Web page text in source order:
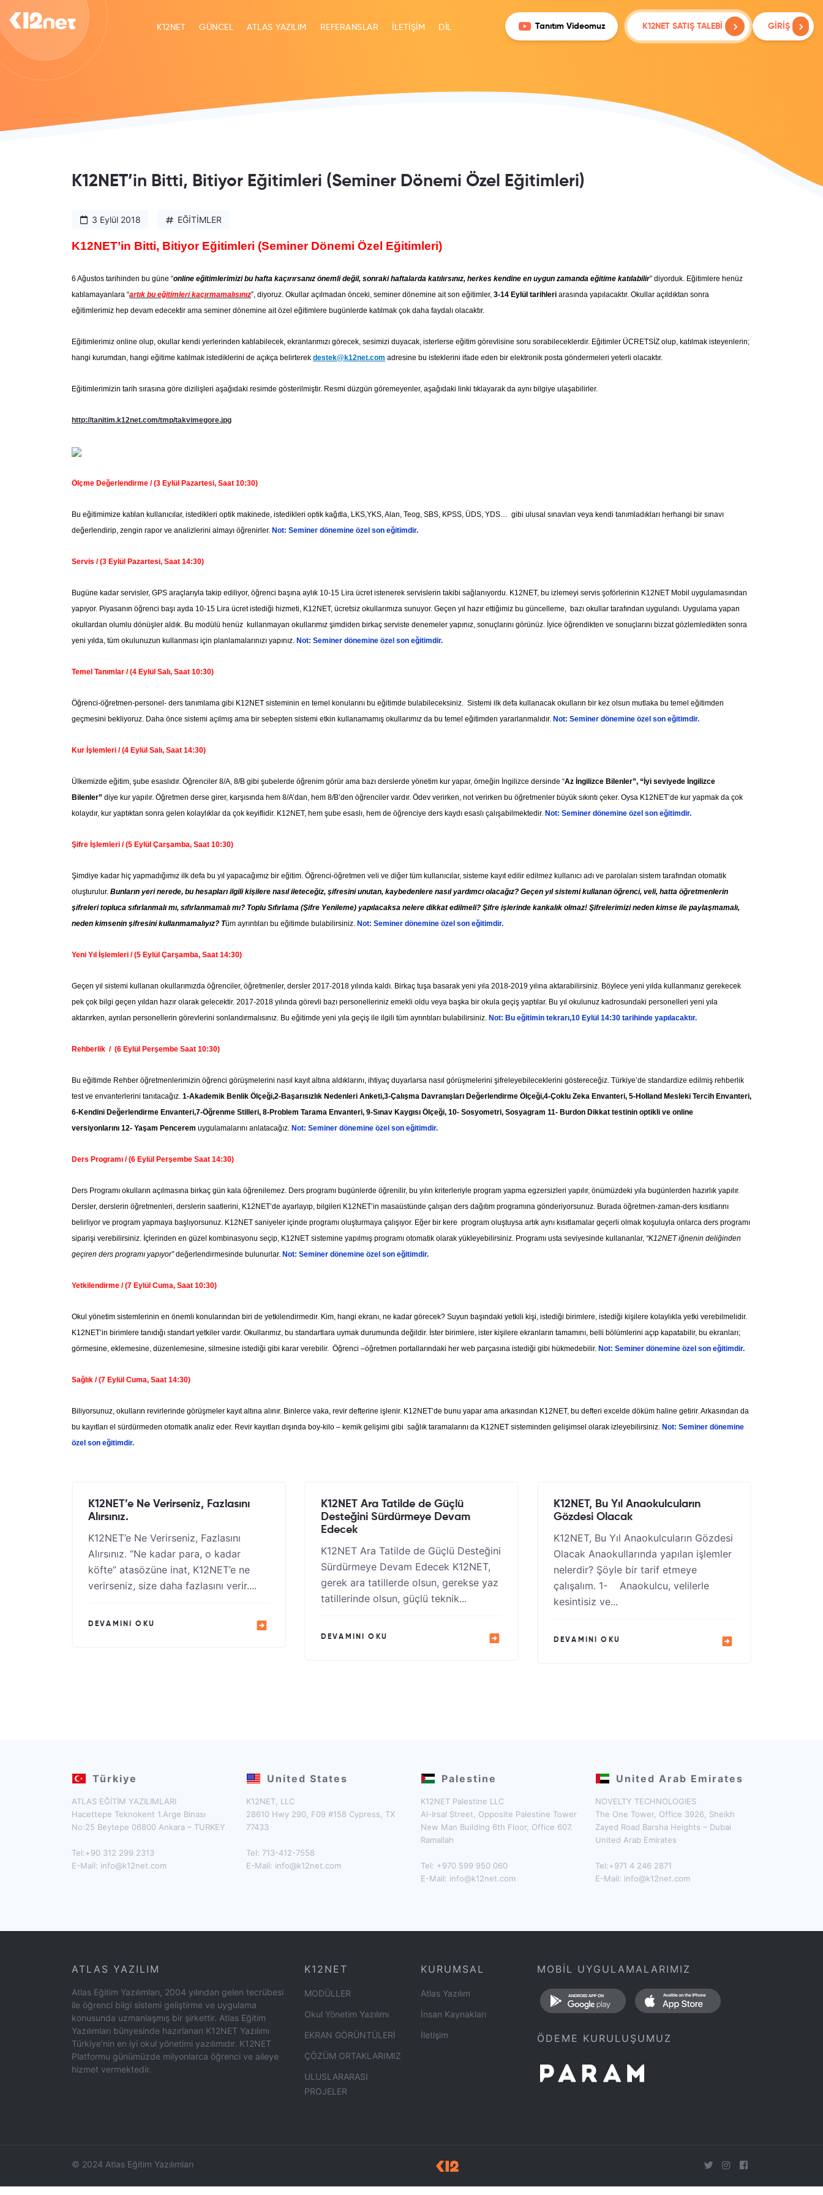
K12NET GÜNCEL ATLAS YAZILIM REFERANSLAR İLETİŞİM DİL Tanıtım Videomuz K12NET SATIŞ TALEBİ GİRİŞ
K12NET’in Bitti, Bitiyor Eğitimleri (Seminer Dönemi Özel Eğitimleri)
3 Eylül 2018 EĞİTİMLER
K12NET’in Bitti, Bitiyor Eğitimleri (Seminer Dönemi Özel Eğitimleri)
6 Ağustos tarihinden bu güne “online eğitimlerimizi bu hafta kaçırırsanız önemli değil, sonraki haftalarda katılırsınız, herkes kendine en uygun zamanda eğitime katılabilir” diyorduk. Eğitimlere henüz
katılamayanlara “artık bu eğitimleri kaçırmamalısınız”, diyoruz. Okullar açılmadan önceki, seminer dönemine ait son eğitimler, 3-14 Eylül tarihleri arasında yapılacaktır. Okullar açıldıktan sonra
eğitimlerimiz hep devam edecektir ama seminer dönemine ait özel eğitimlere bugünlerde katılmak çok daha faydalı olacaktır.
Eğitimlerimiz online olup, okullar kendi yerlerinden katılabilecek, ekranlarımızı görecek, sesimizi duyacak, isterlerse eğitim görevlisine soru sorabileceklerdir. Eğitimler ÜCRETSİZ olup, katılmak isteyenlerin;
hangi kurumdan, hangi eğitime katılmak istediklerini de açıkça belirterek destek@k12net.com adresine bu isteklerini ifade eden bir elektronik posta göndermeleri yeterli olacaktır.
Eğitimlerimizin tarih sırasına göre dizilişleri aşağıdaki resimde gösterilmiştir. Resmi düzgün göremeyenler, aşağıdaki linki tıklayarak da aynı bilgiye ulaşabilirler.
http://tanitim.k12net.com/tmp/takvimegore.jpg
Ölçme Değerlendirme / (3 Eylül Pazartesi, Saat 10:30)
Bu eğitimimize katılan kullanıcılar, istedikleri optik makinede, istedikleri optik kağıtla, LKS,YKS, Alan, Teog, SBS, KPSS, ÜDS, YDS… gibi ulusal sınavları veya kendi tanımladıkları herhangi bir sınavı
değerlendirip, zengin rapor ve analizlerini almayı öğrenirler. Not: Seminer dönemine özel son eğitimdir.
Servis / (3 Eylül Pazartesi, Saat 14:30)
Bugüne kadar servisler, GPS araçlarıyla takip ediliyor, öğrenci başına aylık 10-15 Lira ücret istenerek servislerin takibi sağlanıyordu. K12NET, bu izlemeyi servis şoförlerinin K12NET Mobil uygulamasından
yapıyor. Piyasanın öğrenci başı ayda 10-15 Lira ücret istediği hizmeti, K12NET, ücretsiz okullarımıza sunuyor. Geçen yıl hazır ettiğimiz bu güncelleme, bazı okullar tarafından uygulandı. Uygulama yapan
okullardan olumlu dönüşler aldık. Bu modülü henüz kullanmayan okullarımız şimdiden birkaç serviste denemeler yapınız, sonuçlarını görünüz. İyice öğrendikten ve sonuçlarını bizzat gözlemledikten sonra
yeni yılda, tüm okulunuzun kullanması için planlamalarınızı yapınız. Not: Seminer dönemine özel son eğitimdir.
Temel Tanımlar / (4 Eylül Salı, Saat 10:30)
Öğrenci-öğretmen-personel- ders tanımlama gibi K12NET sisteminin en temel konularını bu eğitimde bulabileceksiniz. Sistemi ilk defa kullanacak okulların bir kez olsun mutlaka bu temel eğitimden
geçmesini bekliyoruz. Daha önce sistemi açılmış ama bir sebepten sistemi etkin kullanamamış okullarımız da bu temel eğitimden yararlanmalıdır. Not: Seminer dönemine özel son eğitimdir.
Kur İşlemleri / (4 Eylül Salı, Saat 14:30)
Ülkemizde eğitim, şube esaslıdır. Öğrenciler 8/A, 8/B gibi şubelerde öğrenim görür ama bazı derslerde yönetim kur yapar, örneğin İngilizce dersinde “Az İngilizce Bilenler”, “İyi seviyede İngilizce
Bilenler” diye kur yapılır. Öğretmen derse girer, karşısında hem 8/A’dan, hem 8/B’den öğrenciler vardır. Ödev verirken, not verirken bu öğretmenler büyük sıkıntı çeker. Oysa K12NET’de kur yapmak da çok
kolaydır, kur yaptıktan sonra gelen kolaylıklar da çok keyiflidir. K12NET, hem şube esaslı, hem de öğrenciye ders kaydı esaslı çalışabilmektedir. Not: Seminer dönemine özel son eğitimdir.
Şifre İşlemleri / (5 Eylül Çarşamba, Saat 10:30)
Şimdiye kadar hiç yapmadığımız ilk defa bu yıl yapacağımız bir eğitim. Öğrenci-öğretmen veli ve diğer tüm kullanıcılar, sisteme kayıt edilir edilmez kullanıcı adı ve parolaları sistem tarafından otomatik
oluşturulur. Bunların yeri nerede, bu hesapları ilgili kişilere nasıl ileteceğiz, şifresini unutan, kaybedenlere nasıl yardımcı olacağız? Geçen yıl sistemi kullanan öğrenci, veli, hatta öğretmenlerin
şifreleri topluca sıfırlanmalı mı, sıfırlanmamalı mı? Toplu Sıfırlama (Şifre Yenileme) yapılacaksa nelere dikkat edilmeli? Şifre işlerinde kankalık olmaz! Şifrelerimizi neden kimse ile paylaşmamalı,
neden kimsenin şifresini kullanmamalıyız? Tüm ayrıntıları bu eğitimde bulabilirsiniz. Not: Seminer dönemine özel son eğitimdir.
Yeni Yıl İşlemleri / (5 Eylül Çarşamba, Saat 14:30)
Geçen yıl sistemi kullanan okullarımızda öğrenciler, öğretmenler, dersler 2017-2018 yılında kaldı. Birkaç tuşa basarak yeni yıla 2018-2019 yılına aktarabilirsiniz. Böylece yeni yılda kullanmanız gerekecek
pek çok bilgi geçen yıldan hazır olarak gelecektir. 2017-2018 yılında görevli bazı personelleriniz emekli oldu veya başka bir okula geçiş yaptılar. Bu yıl okulunuz kadrosundaki personelleri yeni yıla
aktarırken, ayrılan personellerin görevlerini sonlandırmalısınız. Bu eğitimde yeni yıla geçiş ile ilgili tüm ayrıntıları bulabilirsiniz. Not: Bu eğitimin tekrarı,10 Eylül 14:30 tarihinde yapılacaktır.
Rehberlik / (6 Eylül Perşembe Saat 10:30)
Bu eğitimde Rehber öğretmenlerimizin öğrenci görüşmelerini nasıl kayıt altına aldıklarını, ihtiyaç duyarlarsa nasıl görüşmelerini şifreleyebileceklerini göstereceğiz. Türkiye’de standardize edilmiş rehberlik
test ve envanterlerini tanıtacağız. 1-Akademik Benlik Ölçeği,2-Başarısızlık Nedenleri Anketi,3-Çalışma Davranışları Değerlendirme Ölçeği,4-Çoklu Zeka Envanteri, 5-Holland Mesleki Tercih Envanteri,
6-Kendini Değerlendirme Envanteri,7-Öğrenme Stilleri, 8-Problem Tarama Envanteri, 9-Sınav Kaygısı Ölçeği, 10- Sosyometri, Sosyagram 11- Burdon Dikkat testinin optikli ve online
versiyonlarını 12- Yaşam Pencerem uygulamalarını anlatacağız. Not: Seminer dönemine özel son eğitimdir.
Ders Programı / (6 Eylül Perşembe Saat 14:30)
Ders Programı okulların açılmasına birkaç gün kala öğrenilemez. Ders programı bugünlerde öğrenilir, bu yılın kriterleriyle program yapma egzersizleri yapılır, önümüzdeki yıla bugünlerden hazırlık yapılır.
Dersler, derslerin öğretmenleri, derslerin saatlerini, K12NET’de ayarlayıp, bilgileri K12NET’in masaüstünde çalışan ders dağıtım programına gönderiyorsunuz. Burada öğretmen-zaman-ders kısıtlarını
belirliyor ve program yapmaya başlıyorsunuz. K12NET saniyeler içinde programı oluşturmaya çalışıyor. Eğer bir kere program oluştuysa artık aynı kısıtlamalar geçerli olmak koşuluyla onlarca ders programı
siparişi verebilirsiniz. İçlerinden en güzel kombinasyonu seçip, K12NET sistemine yapılmış programı otomatik olarak yükleyebilirsiniz. Programı usta seviyesinde kullananlar, “K12NET iğnenin deliğinden
geçiren ders programı yapıyor”değerlendirmesinde bulunurlar. Not: Seminer dönemine özel son eğitimdir.
Yetkilendirme / (7 Eylül Cuma, Saat 10:30)
Okul yönetim sistemlerinin en önemli konularından biri de yetkilendirmedir. Kim, hangi ekranı, ne kadar görecek? Suyun başındaki yetkili kişi, istediği birimlere, istediği kişilere kolaylıkla yetki verebilmelidir.
K12NET’in birimlere tanıdığı standart yetkiler vardır. Okullarımız, bu standartlara uymak durumunda değildir. İster birimlere, ister kişilere ekranların tamamını, belli bölümlerini açıp kapatabilir, bu ekranları;
görmesine, eklemesine, düzenlemesine, silmesine istediği gibi karar verebilir. Öğrenci –öğretmen portallarındaki her web parçasına istediği gibi hükmedebilir. Not: Seminer dönemine özel son eğitimdir.
Sağlık / (7 Eylül Cuma, Saat 14:30)
Biliyorsunuz, okulların revirlerinde görüşmeler kayıt altına alınır. Binlerce vaka, revir defterine işlenir. K12NET’de bunu yapar ama arkasından K12NET, bu defteri excelde döküm haline getirir. Arkasından da
bu kayıtları el sürdürmeden otomatik analiz eder. Revir kayıtları dışında boy-kilo – kemik gelişimi gibi sağlık taramalarını da K12NET sisteminden gelişimsel olarak izleyebilirsiniz. Not: Seminer dönemine
özel son eğitimdir.
K12NET’e Ne Verirseniz, Fazlasını
Alırsınız.
K12NET’e Ne Verirseniz, Fazlasını
Alırsınız. “Ne kadar para, o kadar
köfte” atasözüne inat, K12NET’e ne
verirseniz, size daha fazlasını verir....
DEVAMINI OKU
K12NET Ara Tatilde de Güçlü
Desteğini Sürdürmeye Devam
Edecek
K12NET Ara Tatilde de Güçlü Desteğini
Sürdürmeye Devam Edecek K12NET,
gerek ara tatillerde olsun, gerekse yaz
tatillerinde olsun, güçlü teknik...
DEVAMINI OKU
K12NET, Bu Yıl Anaokulcuların
Gözdesi Olacak
K12NET, Bu Yıl Anaokulcuların Gözdesi
Olacak Anaokullarında yapılan işlemler
nelerdir? Şöyle bir tarif etmeye
çalışalım. 1- Anaokulcu, velilerle
kesintisiz ve...
DEVAMINI OKU
Türkiye
ATLAS EĞİTİM YAZILIMLARI
Hacettepe Teknokent 1.Arge Binası
No:25 Beytepe 06800 Ankara – TURKEY
Tel:+90 312 299 2313
E-Mail: info@k12net.com
United States
K12NET, LLC
28610 Hwy 290, F09 #158 Cypress, TX
77433
Tel: 713-412-7558
E-Mail: info@k12net.com
Palestine
K12NET Palestine LLC
Al-Irsal Street, Opposite Palestine Tower
New Man Building 6th Floor, Office 607.
Ramallah
Tel: +970 599 950 060
E-Mail: info@k12net.com
United Arab Emirates
NOVELTY TECHNOLOGIES
The One Tower, Office 3926, Sheikh
Zayed Road Barsha Heights – Dubai
United Arab Emirates
Tel:+971 4 246 2871
E-Mail: info@k12net.com
ATLAS YAZILIM
Atlas Eğitim Yazılımları, 2004 yılından gelen tecrübesi
ile öğrenci bilgi sistemi geliştirme ve uygulama
konusunda uzmanlaşmış bir şirkettir. Atlas Eğitim
Yazılımları bünyesinde hazırlanan K12NET Yazılımı
Türkiye'nin en iyi okul yönetimi yazılımıdır. K12NET
Platformu günümüzde milyonlarca öğrenci ve aileye
hizmet vermektedir.
K12NET
MODÜLLER
Okul Yönetim Yazılımı
EKRAN GÖRÜNTÜLERİ
ÇÖZÜM ORTAKLARIMIZ
ULUSLARARASI
PROJELER
KURUMSAL
Atlas Yazılım
İnsan Kaynakları
İletişim
MOBİL UYGULAMALARIMIZ
ÖDEME KURULUŞUMUZ
© 2024 Atlas Eğitim Yazılımları